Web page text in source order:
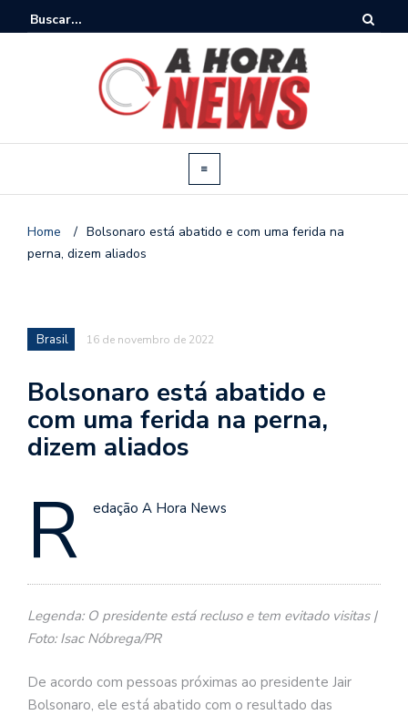
Home / Bolsonaro está abatido e com uma ferida na
perna, dizem aliados
Brasil 16 de novembro de 2022
Bolsonaro está abatido e
com uma ferida na perna,
dizem aliados
R edação A Hora News
Legenda: O presidente está recluso e tem evitado visitas |
Foto: Isac Nóbrega/PR
De acordo com pessoas próximas ao presidente Jair
Bolsonaro, ele está abatido com o resultado das